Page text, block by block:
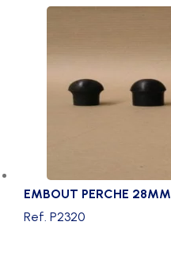
EMBOUT PERCHE 28MM
Ref. P2320